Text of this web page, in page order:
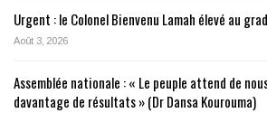
Urgent : le Colonel Bienvenu Lamah élevé au
Août 3, 2026
Assemblée nationale : « Le peuple attend de
davantage de résultats » (Dr Dansa Kourouma)